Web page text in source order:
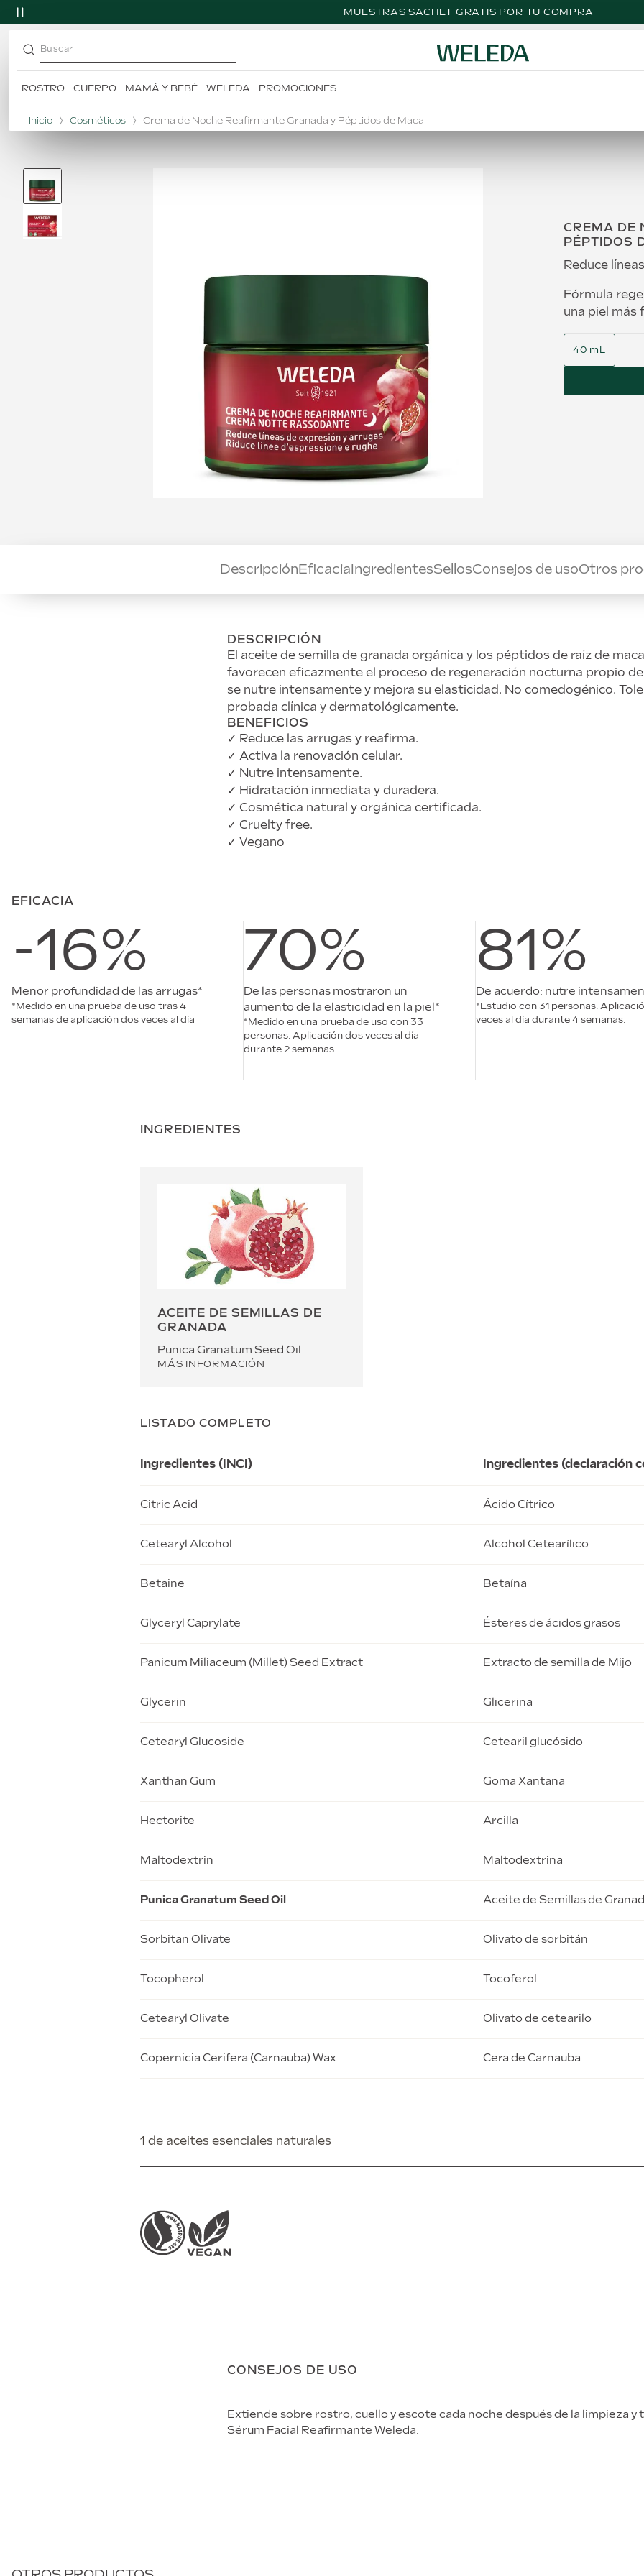
MUESTRAS SACHET GRATIS POR TU COMPRA
Buscar
ROSTRO CUERPO MAMÁ Y BEBÉ WELEDA PROMOCIONES
Inicio Cosméticos Crema de Noche Reafirmante Granada y Péptidos de Maca
CREMA DE
PÉPTIDOS
Reduce
Fórmula
una piel más
40 mL
DescripciónEficacia IngredientesSellosConsejos de usoOtros
DESCRIPCIÓN
El aceite de semilla de granada orgánica y los péptidos de raíz de
favorecen eficazmente el proceso de regeneración nocturna propio de
se nutre intensamente y mejora su elasticidad. No comedogénico.
probada clínica y dermatológicamente.
BENEFICIOS
✓ Reduce las arrugas y reafirma.
✓ Activa la renovación celular.
✓ Nutre intensamente.
✓ Hidratación inmediata y duradera.
✓ Cosmética natural y orgánica certificada.
✓ Cruelty free.
✓ Vegano
EFICACIA
-16%
Menor profundidad de las arrugas*
*Medido en una prueba de uso tras 4
semanas de aplicación dos veces al día
70%
De las personas mostraron un
aumento de la elasticidad en la piel*
*Medido en una prueba de uso con 33
personas. Aplicación dos veces al día
durante 2 semanas
81%
De acuerdo: nutre
*Estudio con 31 personas.
veces al día durante 4 semanas.
INGREDIENTES
ACEITE DE SEMILLAS DE
GRANADA
Punica Granatum Seed Oil
MÁS INFORMACIÓN
LISTADO COMPLETO
Ingredientes (INCI) Ingredientes (declaración
Betaine Betaína
Citric Acid Ácido Cítrico
Glyceryl Caprylate Ésteres de ácidos grasos
Cetearyl Alcohol Alcohol Cetearílico
Panicum Miliaceum (Millet) Seed Extract Extracto de semilla de Mijo
Xanthan Gum Goma Xantana
Glycerin Glicerina
Hectorite Arcilla
Maltodextrin Maltodextrina
Cetearyl Glucoside Cetearil glucósido
Punica Granatum Seed Oil Aceite de Semillas de
Sorbitan Olivate Olivato de sorbitán
Tocopherol Tocoferol
Cetearyl Olivate Olivato de cetearilo
Copernicia Cerifera (Carnauba) Wax Cera de Carnauba
1 de aceites esenciales naturales
CONSEJOS DE USO
Extiende sobre rostro, cuello y escote cada noche después de la limpieza y
Sérum Facial Reafirmante Weleda.
TÉRMINOS MÁS BUSCADOS
1.
desodorante
3.
citrus
4.
5.